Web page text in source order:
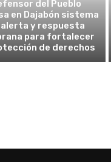
del Pueblo
en Dajabón sistema
alerta y respuesta
para fortalecer
de derechos